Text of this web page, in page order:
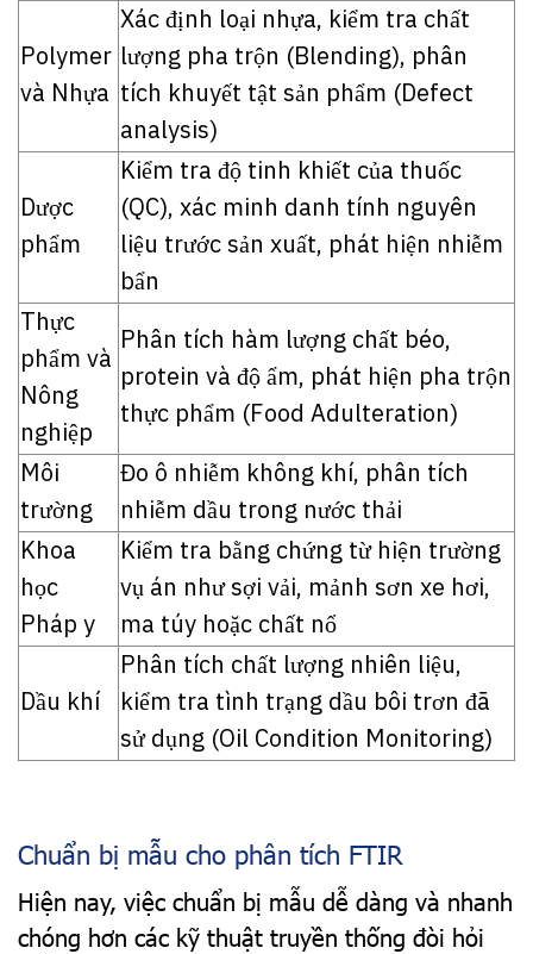
Polymer
và Nhựa
Xác định loại nhựa, kiểm tra chất
lượng pha trộn (Blending), phân
tích khuyết tật sản phẩm (Defect
analysis)
Dược
phẩm
Kiểm tra độ tinh khiết của thuốc
(QC), xác minh danh tính nguyên
liệu trước sản xuất, phát hiện nhiễm
bẩn
Thực
phẩm và
Nông
nghiệp
Phân tích hàm lượng chất béo,
protein và độ ẩm, phát hiện pha trộn
thực phẩm (Food Adulteration)
Môi
trường
Đo ô nhiễm không khí, phân tích
nhiễm dầu trong nước thải
Khoa
học
Pháp y
Kiểm tra bằng chứng từ hiện trường
vụ án như sợi vải, mảnh sơn xe hơi,
ma túy hoặc chất nổ
Dầu khí
Phân tích chất lượng nhiên liệu,
kiểm tra tình trạng dầu bôi trơn đã
sử dụng (Oil Condition Monitoring)
Chuẩn bị mẫu cho phân tích FTIR
Hiện nay, việc chuẩn bị mẫu dễ dàng và nhanh
chóng hơn các kỹ thuật truyền thống đòi hỏi